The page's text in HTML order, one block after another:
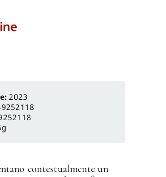
2023
contestualmente un